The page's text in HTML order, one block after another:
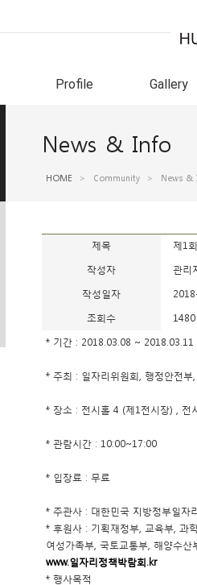
Profile Gallery
News & Info
HOME > Community > News &
제목 제1
작성자 관리
작성일자
조회수 1480
* 기간 : 2018.03.08 ~ 2018.03.11
* 주최 : 일자리위원회, 행정안전부
* 장소 : 전시홀 4 (제1전시장) , 전
* 관람시간 : 10:00~17:00
* 입장료 : 무료
* 주관사 : 대한민국 지방정부일자
* 후원사 : 기획재정부, 교육부, 과
여성가족부, 국토교통부, 해양수
www.일자리정책박람회.kr
* 행사목적